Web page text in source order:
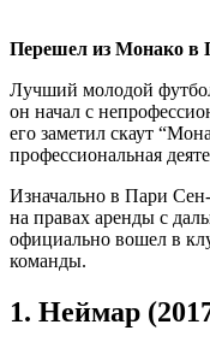
Перешел из Монако в
Лучший молодой
он начал с
его заметил скаут
профессиональная
Изначально в Пари
на правах аренды с
официально вошел в
команды.
1. Неймар